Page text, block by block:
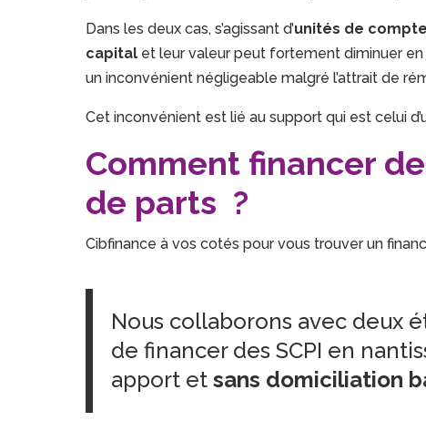
Dans les deux cas, s’agissant d’unités de
capital et leur valeur peut fortement diminuer
un inconvénient négligeable malgré l’attrait de
Cet inconvénient est lié au support qui est celui
Comment financer
de parts ?
Cibfinance à vos cotés pour vous trouver un
Nous collaborons avec deux
de financer des SCPI en
apport etsans domiciliation